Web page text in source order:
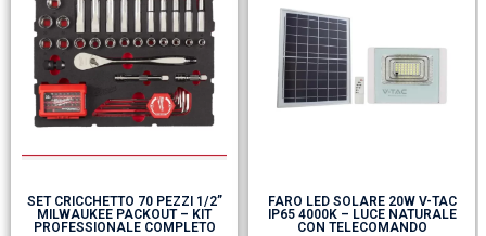
SET CRICCHETTO 70 PEZZI 1/2”
MILWAUKEE PACKOUT – KIT
PROFESSIONALE COMPLETO
FARO LED SOLARE 20W V-TAC
IP65 4000K – LUCE NATURALE
CON TELECOMANDO